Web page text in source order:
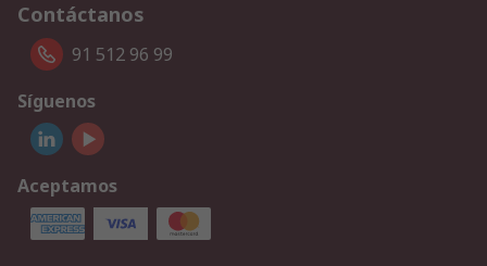
Contáctanos
91 512 96 99
Síguenos
Aceptamos